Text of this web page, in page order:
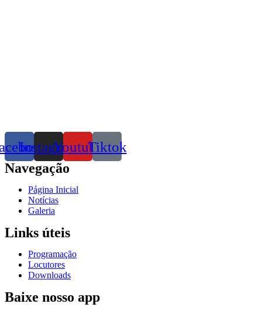
InstagramYoutubeTiktok
Navegação
Página Inicial
Notícias
Galeria
Links úteis
Programação
Locutores
Downloads
Baixe nosso app